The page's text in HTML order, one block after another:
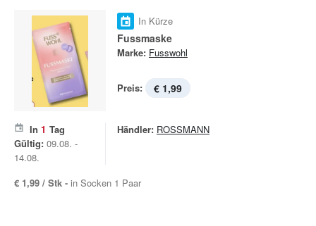
In Kürze
Fussmaske
Marke: Fusswohl
Preis: € 1,99
In 1 Tag
Gültig: 09.08. -
14.08.
Händler: ROSSMANN
€ 1,99 / Stk - in Socken 1 Paar